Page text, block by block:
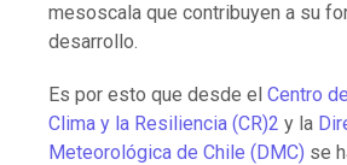
mesoscala que contribuyen a su
desarrollo.
Es por esto que desde el Centro
Clima y la Resiliencia (CR)2 y la
Meteorológica de Chile (DMC) se